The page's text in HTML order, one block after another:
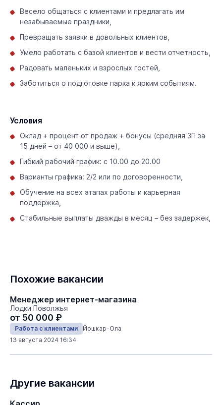
Весело общаться с клиентами и предлагать им
незабываемые праздники,
Превращать заявки в довольных клиентов,
Умело работать с базой клиентов и вести отчетность,
Радовать маленьких и взрослых гостей,
Заботиться о подготовке парка к ярким событиям.
Условия
Оклад + процент от продаж + бонусы (средняя ЗП за
15 дней – от 40 000 и выше),
Гибкий рабочий график: с 10.00 до 20.00
️Варианты графика: 2/2 или по договоренности,
Обучение на всех этапах работы и карьерная
поддержка,
Стабильные выплаты дважды в месяц – без задержек,
Похожие вакансии
Менеджер интернет-магазина
Лодки Поволжья
от 50 000 ₽
Работа с клиентами
Йошкар-Ола
13 августа 2024 16:34
Другие вакансии